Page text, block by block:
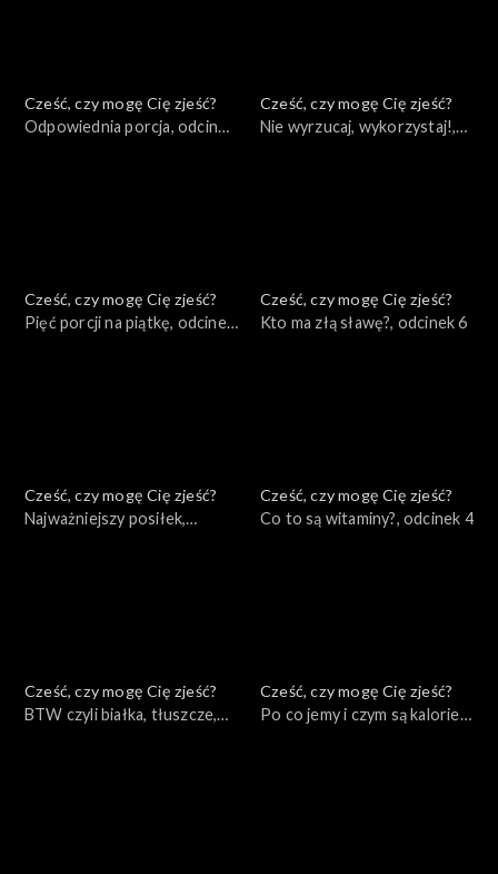
Cześć, czy mogę Cię zjeść?
Odpowiednia porcja, odcinek
Cześć, czy mogę Cię zjeść?
Nie wyrzucaj, wykorzystaj!,
Cześć, czy mogę Cię zjeść?
Pięć porcji na piątkę, odcinek
Cześć, czy mogę Cię zjeść?
Kto ma złą sławę?, odcinek 6
Cześć, czy mogę Cię zjeść?
Najważniejszy posiłek,
Cześć, czy mogę Cię zjeść?
Co to są witaminy?, odcinek 4
Cześć, czy mogę Cię zjeść?
BTW czyli białka, tłuszcze,
Cześć, czy mogę Cię zjeść?
Po co jemy i czym są kalorie?,